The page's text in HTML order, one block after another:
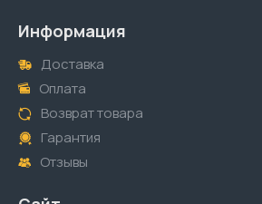
Информация
Доставка
Оплата
Возврат товара
Гарантия
Отзывы